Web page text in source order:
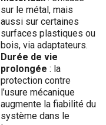
sur le métal, mais
aussi sur certaines
surfaces plastiques ou
bois, via adaptateurs.
Durée de vie
prolongée : la
protection contre
l’usure mécanique
augmente la fiabilité du
système dans le